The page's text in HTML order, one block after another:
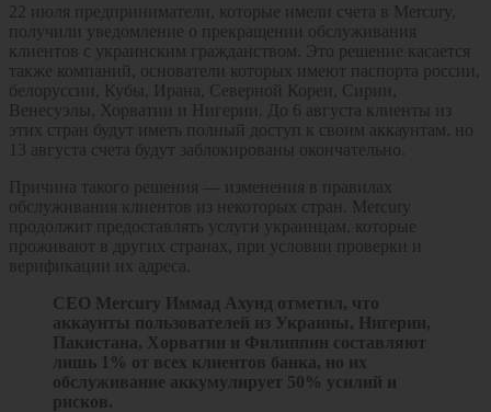
22 июля предприниматели, которые имели счета в Mercury,
получили уведомление о прекращении обслуживания
клиентов с украинским гражданством. Это решение касается
также компаний, основатели которых имеют паспорта россии,
белоруссии, Кубы, Ирана, Северной Кореи, Сирии,
Венесуэлы, Хорватии и Нигерии. До 6 августа клиенты из
этих стран будут иметь полный доступ к своим аккаунтам, но
13 августа счета будут заблокированы окончательно.
Причина такого решения — изменения в правилах
обслуживания клиентов из некоторых стран. Mercury
продолжит предоставлять услуги украинцам, которые
проживают в других странах, при условии проверки и
верификации их адреса.
CEO Mercury Иммад Ахунд отметил, что
аккаунты пользователей из Украины, Нигерии,
Пакистана, Хорватии и Филиппин составляют
лишь 1% от всех клиентов банка, но их
обслуживание аккумулирует 50% усилий и
рисков.